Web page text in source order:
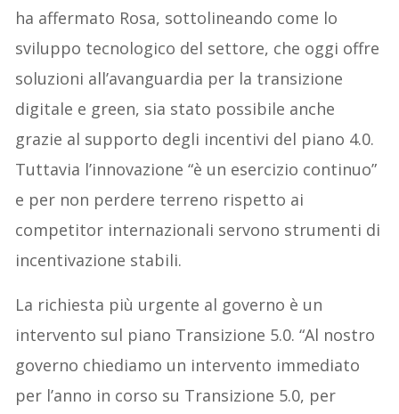
ha affermato Rosa, sottolineando come lo
sviluppo tecnologico del settore, che oggi offre
soluzioni all’avanguardia per la transizione
digitale e green, sia stato possibile anche
grazie al supporto degli incentivi del piano 4.0.
Tuttavia l’innovazione “è un esercizio continuo”
e per non perdere terreno rispetto ai
competitor internazionali servono strumenti di
incentivazione stabili.
La richiesta più urgente al governo è un
intervento sul piano Transizione 5.0. “Al nostro
governo chiediamo un intervento immediato
per l’anno in corso su Transizione 5.0, per